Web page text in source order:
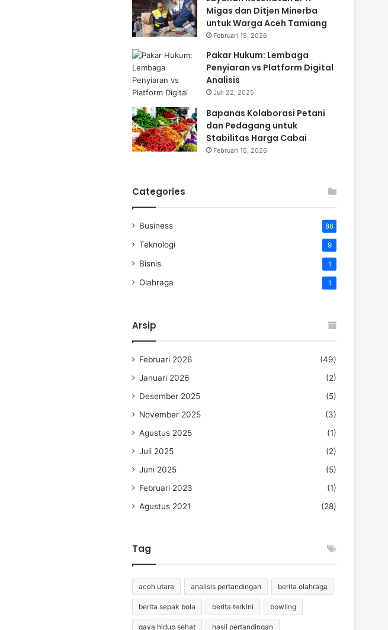
Migas dan Ditjen Minerba
untuk Warga Aceh Tamiang
Februari 15, 2026
Pakar Hukum: Lembaga
Penyiaran vs Platform Digital
Analisis
Juli 22, 2025
Bapanas Kolaborasi Petani
dan Pedagang untuk
Stabilitas Harga Cabai
Februari 15, 2026
Categories
Business 86
Teknologi 9
Bisnis 1
Olahraga 1
Arsip
Februari 2026
(49)
Januari 2026
(2)
Desember 2025
(5)
November 2025
(3)
Agustus 2025
(1)
Juli 2025
(2)
Juni 2025
(5)
Februari 2023
(1)
Agustus 2021
(28)
Tag
aceh utara analisis pertandingan berita olahraga
berita sepak bola berita terkini bowling
gaya hidup sehat hasil pertandingan